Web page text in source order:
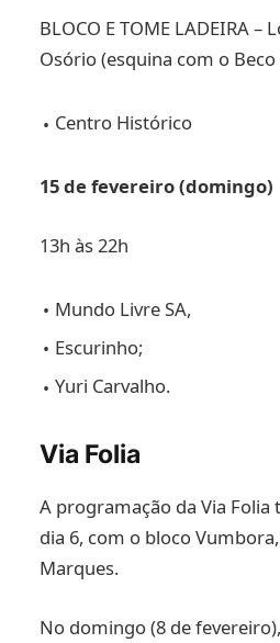
BLOCO E TOME LADEIRA –
Osório (esquina com o
Centro Histórico
15 de fevereiro (domingo)
13h às 22h
Mundo Livre SA,
Escurinho;
Yuri Carvalho.
Via Folia
A programação da Via
dia 6, com o bloco
Marques.
No domingo (8 de